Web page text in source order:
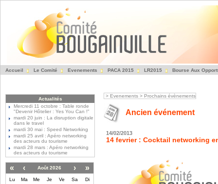
Accueil Le Comité Evenements PACA 2015 LR2015 Bourse Aux
Actualités
Mercredi 11 octobre : Table ronde
"Devenir Hôtelier : Yes You Can !"
mardi 20 juin : La disruption digitale
dans le travel
mardi 30 mai : Speed Networking
mardi 25 avril : Apéro networking
des acteurs du tourisme
mardi 28 mars : Apéro networking
des acteurs du tourisme
« ‹ Août 2026 › »
Lu Ma Me Je Ve Sa
Di
> Evenements > Prochains évènements
Ancien événement
14/02/2013
14 fevrier : Cocktail networking